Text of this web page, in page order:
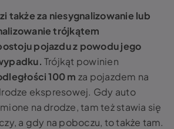
także za niesygnalizowanie lub
trójkątem
pojazdu z powodu jego
Trójkąt powinien
100 m za pojazdem na
ekspresowej. Gdy auto
na drodze, tam też stawia się
a gdy na poboczu, to także tam.